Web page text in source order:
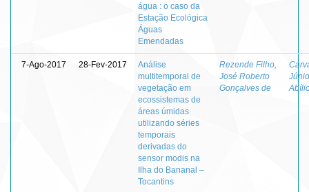
água : o caso da
Estação Ecológica
Águas
Emendadas
7-Ago-2017 28-Fev-2017
Análise
multitemporal de
vegetação em
ecossistemas de
áreas úmidas
utilizando séries
temporais
derivadas do
sensor modis na
Ilha do Bananal –
Tocantins
Rezende Filho,
José Roberto
Gonçalves de